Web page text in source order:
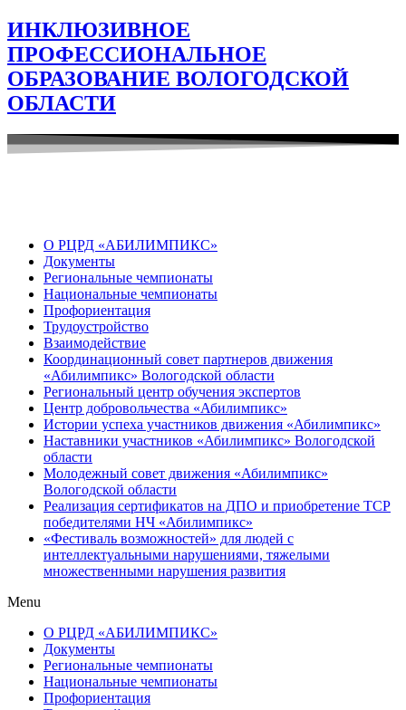
ИНКЛЮЗИВНОЕ
ПРОФЕССИОНАЛЬНОЕ
ОБРАЗОВАНИЕ ВОЛОГОДСКОЙ
ОБЛАСТИ
О РЦРД «АБИЛИМПИКС»
Документы
Региональные чемпионаты
Национальные чемпионаты
Профориентация
Трудоустройство
Взаимодействие
Координационный совет партнеров движения
«Абилимпикс» Вологодской области
Региональный центр обучения экспертов
Центр добровольчества «Абилимпикс»
Истории успеха участников движения «Абилимпикс»
Наставники участников «Абилимпикс» Вологодской
области
Молодежный совет движения «Абилимпикс»
Вологодской области
Реализация сертификатов на ДПО и приобретение ТСР
победителями НЧ «Абилимпикс»
«Фестиваль возможностей» для людей с
интеллектуальными нарушениями, тяжелыми
множественными нарушения развития
Menu
О РЦРД «АБИЛИМПИКС»
Документы
Региональные чемпионаты
Национальные чемпионаты
Профориентация